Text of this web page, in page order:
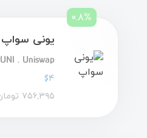
۰.۸%
یونی سواپ
UNI . Uniswap
$۴
۷۵۶,۳۹۵ تومان